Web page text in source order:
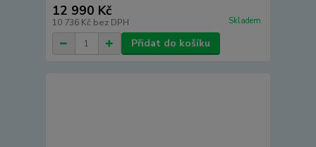
12 990 Kč
10 736 Kč bez DPH Skladem
Přidat do košíku